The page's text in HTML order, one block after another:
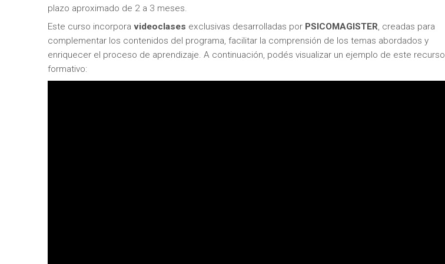
plazo aproximado de 2 a 3 meses.
Este curso incorpora videoclases exclusivas desarrolladas porPSICOMAGISTER, creadas para
complementar los contenidos del programa, facilitar la comprensión de los temas abordados y
enriquecer el proceso de aprendizaje. A continuación, podés visualizar un ejemplo de este recurso
formativo: